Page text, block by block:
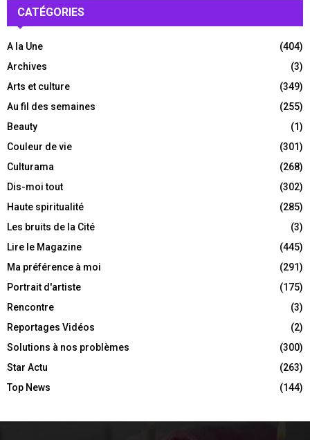
CATÉGORIES
A la Une
(404)
Archives
(3)
Arts et culture
(349)
Au fil des semaines
(255)
Beauty
(1)
Couleur de vie
(301)
Culturama
(268)
Dis-moi tout
(302)
Haute spiritualité
(285)
Les bruits de la Cité
(3)
Lire le Magazine
(445)
Ma préférence à moi
(291)
Portrait d'artiste
(175)
Rencontre
(3)
Reportages Vidéos
(2)
Solutions à nos problèmes
(300)
Star Actu
(263)
Top News
(144)